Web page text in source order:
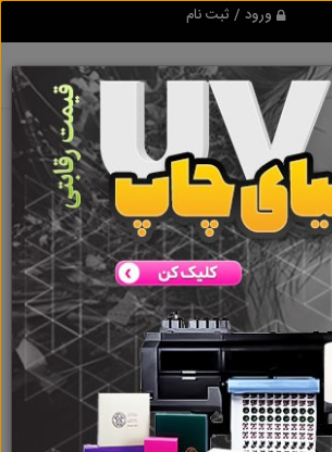
ورود / ثبت نام
در این گروه ثبت نشده
است